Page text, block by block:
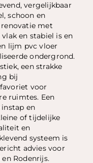
vergelijkbaar
schoon en
met
en stabiel is en
lijm pvc vloer
ondergrond.
een strakke
bij
voor
ruimtes. Een
en
of tijdelijke
en
systeem is
advies voor
Rodenrijs.